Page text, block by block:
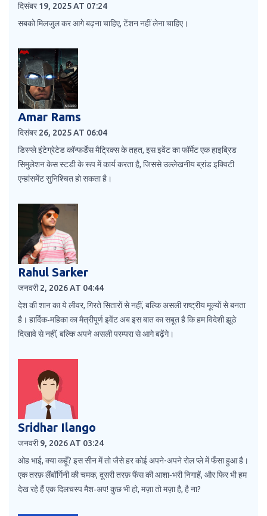
दिसंबर 19, 2025 AT 07:24
सबको मिलजुल कर आगे बढ़ना चाहिए, टेंशन नहीं लेना चाहिए।
Amar Rams
दिसंबर 26, 2025 AT 06:04
डिस्प्ले इंटेग्रेटेड कॉन्फर्डेंस मैट्रिक्स के तहत, इस इवेंट का फॉर्मेट एक हाइब्रिड
सिमुलेशन केस स्टडी के रूप में कार्य करता है, जिससे उल्लेखनीय ब्रांड इक्विटी
एन्हांसमेंट सुनिश्चित हो सकता है।
Rahul Sarker
जनवरी 2, 2026 AT 04:44
देश की शान का ये लीवर, गिरते सितारों से नहीं, बल्कि असली राष्ट्रीय मूल्यों से बनता
है। हार्दिक‑महिका का मैत्रीपूर्ण इवेंट अब इस बात का सबूत है कि हम विदेशी झूठे
दिखावे से नहीं, बल्कि अपने असली परम्परा से आगे बढ़ेंगे।
Sridhar Ilango
जनवरी 9, 2026 AT 03:24
ओह भाई, क्या कहूँ? इस सीन में तो जैसे हर कोई अपने-अपने रोल प्ले में फँसा हुआ है।
एक तरफ़ लैंबॉर्गिनी की चमक, दूसरी तरफ़ फैंस की आशा‑भरी निगाहें, और फिर भी हम
देख रहे हैं एक दिलचस्प मैश‑अप! कुछ भी हो, मज़ा तो मज़ा है, है ना?